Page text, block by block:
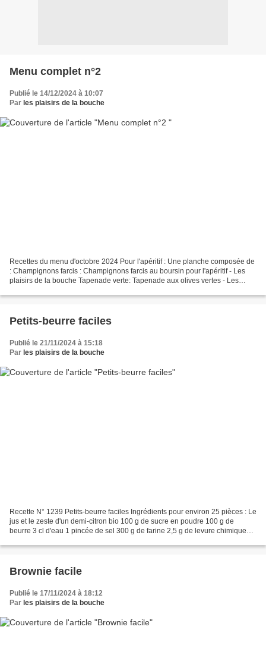
Menu complet n°2
Publié le 14/12/2024 à 10:07
Par les plaisirs de la bouche
Recettes du menu d'octobre 2024 Pour l'apéritif : Une planche composée de
: Champignons farcis : Champignons farcis au boursin pour l'apéritif - Les
plaisirs de la bouche Tapenade verte: Tapenade aux olives vertes - Les
Petits-beurre faciles
Publié le 21/11/2024 à 15:18
Par les plaisirs de la bouche
Recette N° 1239 Petits-beurre faciles Ingrédients pour environ 25 pièces : Le
jus et le zeste d'un demi-citron bio 100 g de sucre en poudre 100 g de
beurre 3 cl d'eau 1 pincée de sel 300 g de farine 2,5 g de levure chimique
Brownie facile
Publié le 17/11/2024 à 18:12
Par les plaisirs de la bouche